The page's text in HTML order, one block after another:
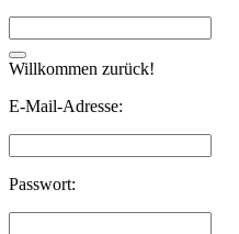
Willkommen zurück!
E-Mail-Adresse:
Passwort: